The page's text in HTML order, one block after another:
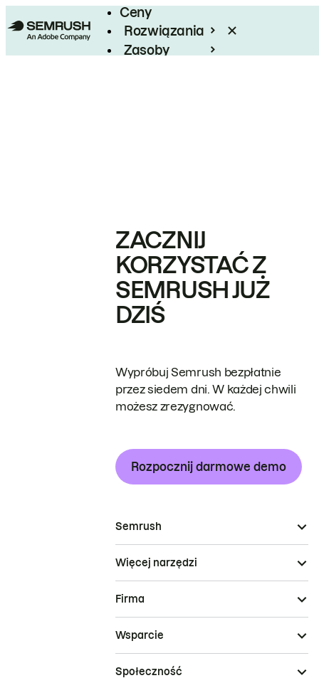
Ceny
Rozwiązania
Zasoby
ZACZNIJ
KORZYSTAĆ Z
SEMRUSH JUŻ
DZIŚ
Wypróbuj Semrush bezpłatnie
przez siedem dni. W każdej chwili
możesz zrezygnować.
Rozpocznij darmowe demo
Semrush
Więcej narzędzi
Firma
Wsparcie
Społeczność